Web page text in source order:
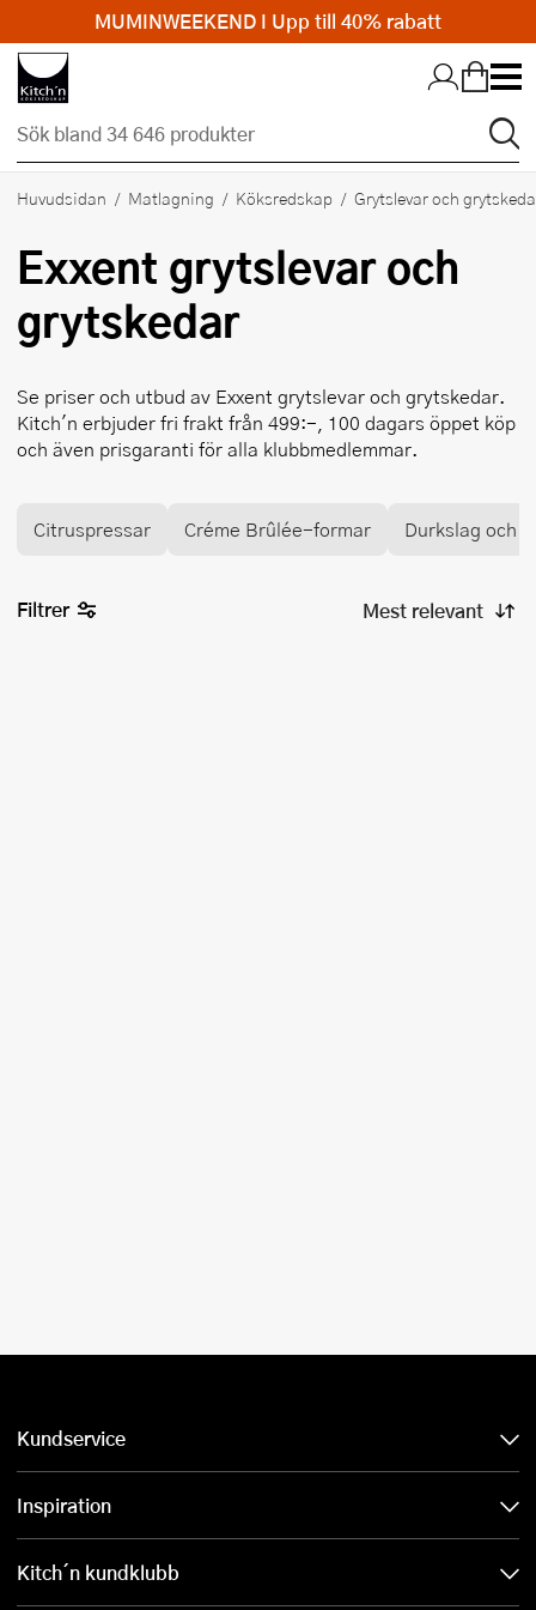
Hopp till huvudinnehållet
Huvudsidan Matlagning Köksredskap Grytslevar och
Exxent grytslevar och
grytskedar
Se priser och utbud av Exxent grytslevar och grytskedar.
Kitch'n erbjuder fri frakt från 499:-, 100 dagars öppet köp
och även prisgaranti för alla klubbmedlemmar.
Citruspressar Créme Brûlée-formar Durkslag och
Filtrer
Kundservice
Inspiration
Kitch´n kundklubb
MUMINWEEKEND I Upp till 40% rabatt